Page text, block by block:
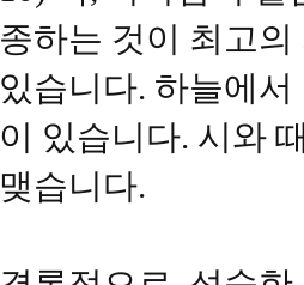
종하는 것이 최고
있습니다. 하늘에
이 있습니다. 시와
맺습니다.